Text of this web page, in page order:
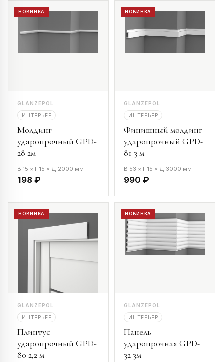
НОВИНКА
GLANZEPOL
ИНТЕРЬЕР
Молдинг
ударопрочный GPD-
28 2м
В 15 × Г 15 × Д 2000 мм
198 ₽
НОВИНКА
GLANZEPOL
ИНТЕРЬЕР
Финишный молдинг
ударопрочный GPD-
81 3 м
В 53 × Г 15 × Д 3000 мм
990 ₽
НОВИНКА
GLANZEPOL
ИНТЕРЬЕР
Плинтус
ударопрочный GPD-
80 2,2 м
НОВИНКА
GLANZEPOL
ИНТЕРЬЕР
Панель
ударопрочная GPD-
32 3м